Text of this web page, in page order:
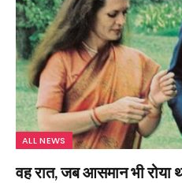
ALL NEWS
वह रात, जब आसमान भी रोया